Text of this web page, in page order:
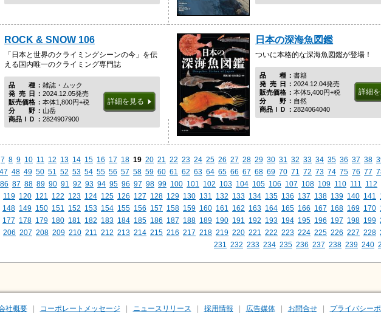
ROCK & SNOW 106
「日本と世界のクライミングシーンの今」を伝
える国内唯一のクライミング専門誌
品種雑誌・ムック
発売日 2024.12.05発売
販売価格
本体1,800円+税
分野山岳
商品ＩＤ
2824907900
詳細を見る
日本の深海魚図鑑
ついに本格的な深海魚図鑑が登場！
品種書籍
発売日 2024.12.04発売
販売価格
本体5,400円+税
分野自然
商品ＩＤ
2824064040
詳細
7 8 9 10 11 12 13 14 15 16 17 18 19 20 21 22 23 24 25 26 27 28 29 30 31 32 33 34 35 36 37 38
47 48 49 50 51 52 53 54 55 56 57 58 59 60 61 62 63 64 65 66 67 68 69 70 71 72 73 74 75 76 77
86 87 88 89 90 91 92 93 94 95 96 97 98 99 100 101 102 103 104 105 106 107 108 109 110 111 112
119 120 121 122 123 124 125 126 127 128 129 130 131 132 133 134 135 136 137 138 139 140 141
148 149 150 151 152 153 154 155 156 157 158 159 160 161 162 163 164 165 166 167 168 169 170
177 178 179 180 181 182 183 184 185 186 187 188 189 190 191 192 193 194 195 196 197 198 199
206 207 208 209 210 211 212 213 214 215 216 217 218 219 220 221 222 223 224 225 226 227 228
231
232 233 234 235 236 237 238 239 240
社概要 コーポレートメッセージ ニュースリリース 採用情報 広告媒体 お問合せ プライバシー